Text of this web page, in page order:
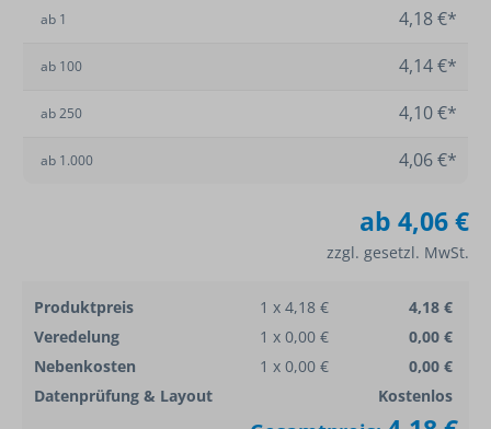
ab 1 4,18 €*
ab 100 4,14 €*
ab250 4,10 €*
ab 1.000 4,06 €*
ab 4,06 €
zzgl. gesetzl. MwSt.
Produktpreis 1 x 4,18 €
4,18 €
Veredelung
1 x 0,00 €
0,00 €
Nebenkosten
1 x 0,00 €
0,00 €
Datenprüfung & Layout
Kostenlos